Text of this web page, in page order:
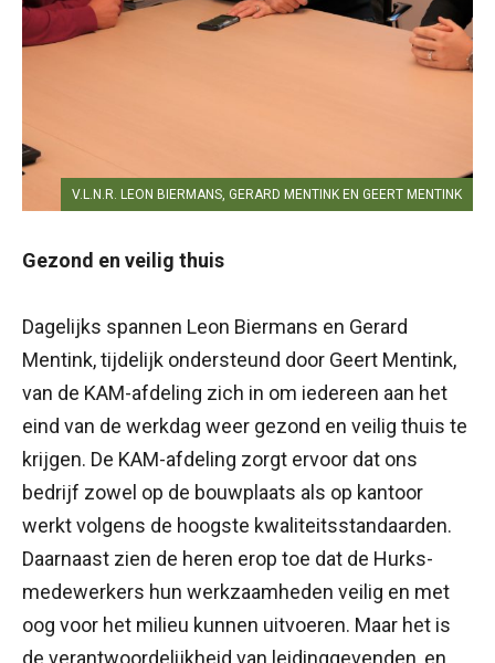
V.L.N.R. LEON BIERMANS, GERARD MENTINK EN GEERT MENTINK
Gezond en veilig thuis
Dagelijks spannen Leon Biermans en Gerard
Mentink, tijdelijk ondersteund door Geert Mentink,
van de KAM-afdeling zich in om iedereen aan het
eind van de werkdag weer gezond en veilig thuis te
krijgen. De KAM-afdeling zorgt ervoor dat ons
bedrijf zowel op de bouwplaats als op kantoor
werkt volgens de hoogste kwaliteitsstandaarden.
Daarnaast zien de heren erop toe dat de Hurks-
medewerkers hun werkzaamheden veilig en met
oog voor het milieu kunnen uitvoeren. Maar het is